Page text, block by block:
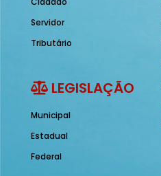
Servidor
Tributário
LEGISLAÇÃO
Municipal
Estadual
Federal